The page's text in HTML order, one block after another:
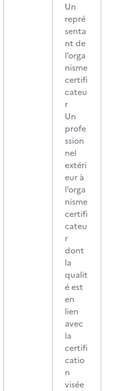
Un
repré
senta
nt de
l’orga
nisme
certifi
cateu
r
Un
profe
ssion
nel
extéri
eur à
l’orga
nisme
certifi
cateu
r
dont
la
qualit
é est
en
lien
avec
la
certifi
catio
n
visée